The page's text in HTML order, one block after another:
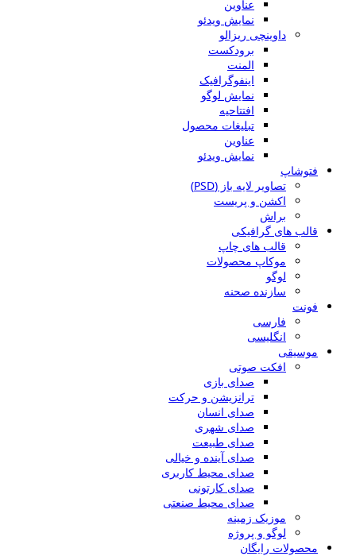
عناوین
نمایش ویدئو
داوینچی ریزالو
برودکست
المنت
اینفوگرافیک
نمایش لوگو
افتتاحیه
تبلیغات محصول
عناوین
نمایش ویدئو
فتوشاپ
تصاویر لایه باز (PSD)
اکشن و پریست
براش
قالب های گرافیکی
قالب های چاپ
موکاپ محصولات
لوگو
سازنده صحنه
فونت
فارسی
انگلیسی
موسیقی
افکت صوتی
صدای بازی
ترانزیشن و حرکت
صدای انسان
صدای شهری
صدای طبیعت
صدای آینده و خیالی
صدای محیط کاربری
صدای کارتونی
صدای محیط صنعتی
موزیک زمینه
لوگو و پروژه
محصولات رایگان